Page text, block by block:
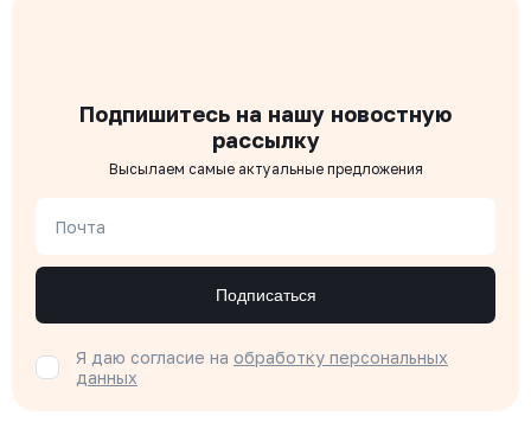
Подпишитесь на нашу новостную
рассылку
Высылаем самые актуальные предложения
Почта
Подписаться
Я даю согласие на обработку персональных
данных